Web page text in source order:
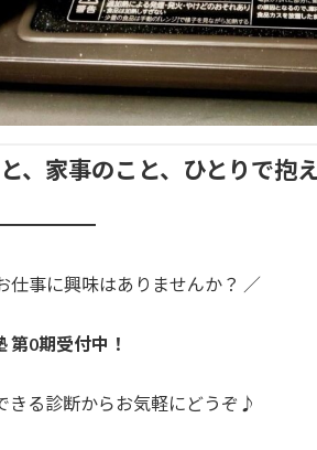
、家事のこと、ひとりで抱
仕事に興味はありませんか？ ／
第0期受付中！
きる診断からお気軽にどうぞ♪